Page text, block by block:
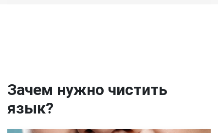
Зачем нужно чистить
язык?